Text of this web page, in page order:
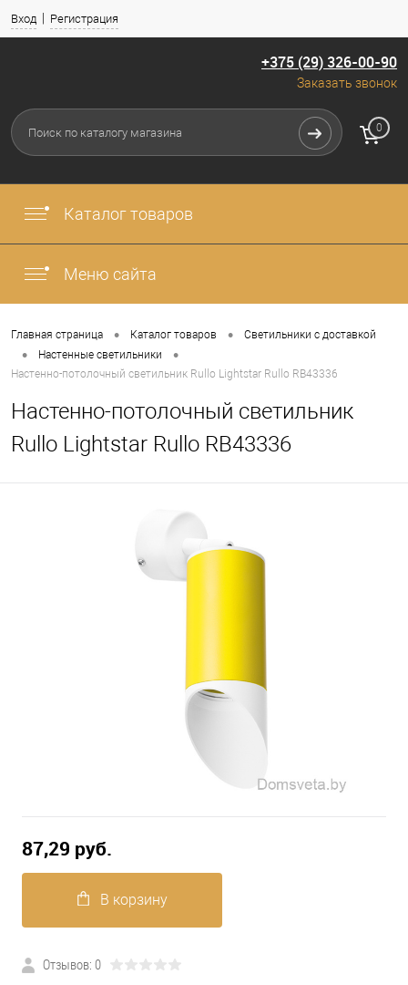
Вход Регистрация
+375 (29) 326-00-90
Заказать звонок
Меню сайта
Каталог товаров
0
Главная страница • Каталог товаров • Светильники с доставкой
• Настенные светильники •
Настенно-потолочный светильник Rullo Lightstar Rullo RB43336
Настенно-потолочный светильник
Rullo Lightstar Rullo RB43336
87,29 pуб.
В корзину
Отзывов: 0